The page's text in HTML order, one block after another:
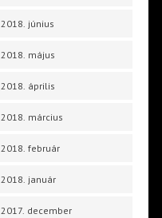
2018. június
2018. május
2018. április
2018. március
2018. február
2018. január
2017. december